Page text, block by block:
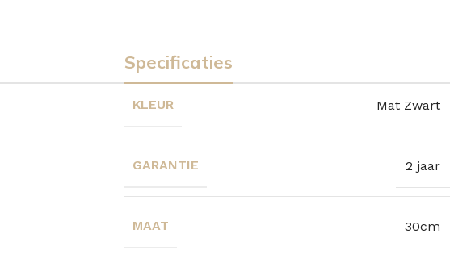
Specificaties
KLEUR Mat Zwart
GARANTIE 2 jaar
MAAT 30cm